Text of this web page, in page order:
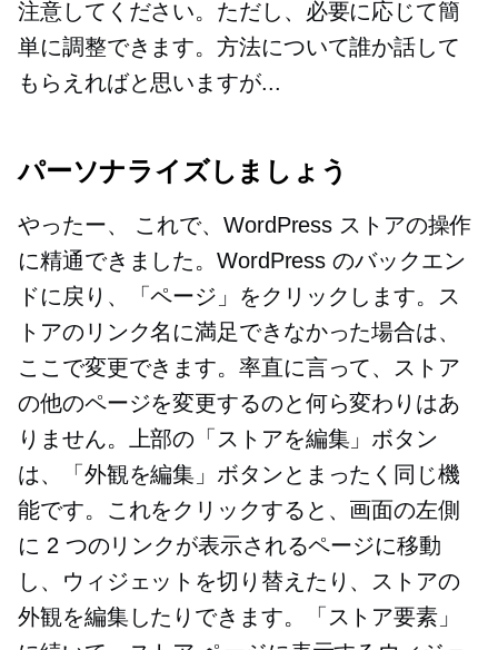
注意してください。ただし、必要に応じて簡
単に調整できます。方法について誰か話して
もらえればと思いますが...
パーソナライズしましょう
やったー、
これで、WordPress ストアの操作
に精通できました。WordPress のバックエン
ドに戻り、「ページ」をクリックします。ス
トアのリンク名に満足できなかった場合は、
ここで変更できます。率直に言って、ストア
の他のページを変更するのと何ら変わりはあ
りません。上部の「ストアを編集」ボタン
は、「外観を編集」ボタンとまったく同じ機
能です。これをクリックすると、画面の左側
に 2 つのリンクが表示されるページに移動
し、ウィジェットを切り替えたり、ストアの
外観を編集したりできます。「ストア要素」